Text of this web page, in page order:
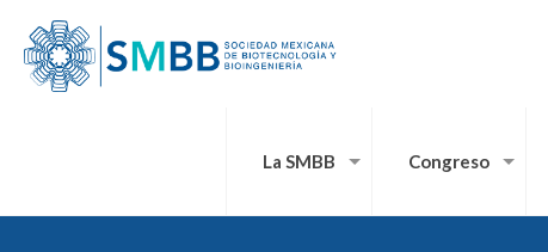
La SMBB Congreso